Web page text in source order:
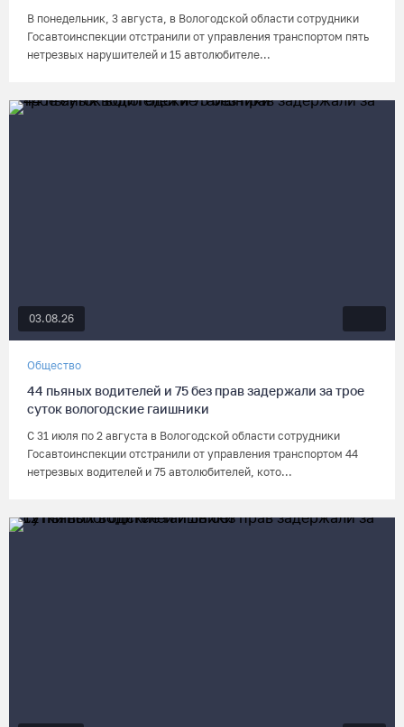
В понедельник, 3 августа, в Вологодской области сотрудники
Госавтоинспекции отстранили от управления транспортом пять
нетрезвых нарушителей и 15 автолюбителе...
03.08.26
Общество
44 пьяных водителей и 75 без прав задержали за трое
суток вологодские гаишники
С 31 июля по 2 августа в Вологодской области сотрудники
Госавтоинспекции отстранили от управления транспортом 44
нетрезвых водителей и 75 автолюбителей, кото...